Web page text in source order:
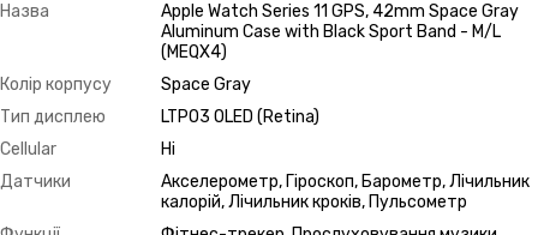
Назва
Apple Watch Series 11 GPS, 42mm Space Gray
Aluminum Case with Black Sport Band - M/L
(MEQX4)
Колір корпусу
Space Gray
Тип дисплею
LTPO3 OLED (Retina)
Cellular
Ні
Датчики
Акселерометр, Гіроскоп, Барометр, Лічильник
калорій, Лічильник кроків, Пульсометр